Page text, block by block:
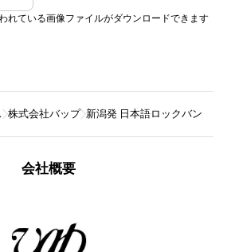
れている画像ファイルがダウンロードできます
株式会社バップ 新潟発 日本語ロックバンド“
会社概要